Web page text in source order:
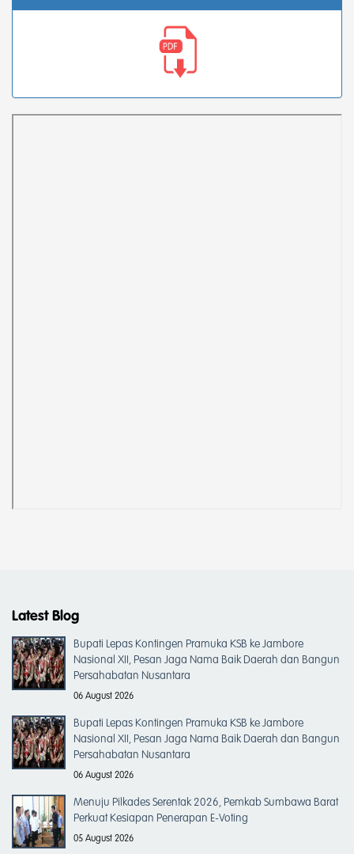
Latest Blog
Bupati Lepas Kontingen Pramuka KSB ke Jambore
Nasional XII, Pesan Jaga Nama Baik Daerah dan Bangun
Persahabatan Nusantara
06 August 2026
Bupati Lepas Kontingen Pramuka KSB ke Jambore
Nasional XII, Pesan Jaga Nama Baik Daerah dan Bangun
Persahabatan Nusantara
06 August 2026
Menuju Pilkades Serentak 2026, Pemkab Sumbawa Barat
Perkuat Kesiapan Penerapan E-Voting
05 August 2026